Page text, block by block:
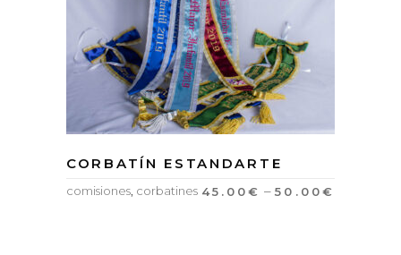
CORBATÍN ESTANDARTE
45.00€ –50.00€
comisiones, corbatines